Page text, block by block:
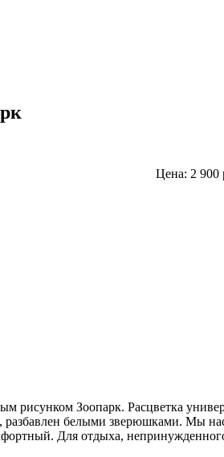
Цена: 2 900
рисунком Зоопарк. Расцветка
белыми зверюшками. Мы
Для отдыха,